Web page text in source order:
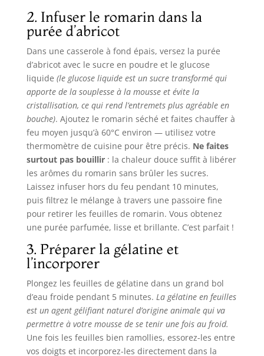
2. Infuser le romarin dans la
purée d’abricot
Dans une casserole à fond épais, versez la purée
d’abricot avec le sucre en poudre et le glucose
liquide (le glucose liquide est un sucre transformé qui
apporte de la souplesse à la mousse et évite la
cristallisation, ce qui rend l’entremets plus agréable en
bouche). Ajoutez le romarin séché et faites chauffer à
feu moyen jusqu’à 60°C environ — utilisez votre
thermomètre de cuisine pour être précis. Ne faites
surtout pas bouillir: la chaleur douce suffit à libérer
les arômes du romarin sans brûler les sucres.
Laissez infuser hors du feu pendant 10 minutes,
puis filtrez le mélange à travers une passoire fine
pour retirer les feuilles de romarin. Vous obtenez
une purée parfumée, lisse et brillante. C’est parfait !
3. Préparer la gélatine et
l’incorporer
Plongez les feuilles de gélatine dans un grand bol
d’eau froide pendant 5 minutes. La gélatine en feuilles
est un agent gélifiant naturel d’origine animale qui va
permettre à votre mousse de se tenir une fois au froid.
Une fois les feuilles bien ramollies, essorez-les entre
vos doigts et incorporez-les directement dans la